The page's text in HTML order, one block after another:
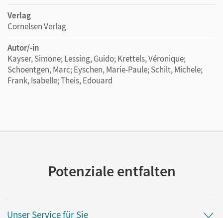
Verlag
Cornelsen Verlag
Autor/-in
Kayser, Simone; Lessing, Guido; Krettels, Véronique;
Schoentgen, Marc; Eyschen, Marie-Paule; Schilt, Michele;
Frank, Isabelle; Theis, Edouard
Potenziale entfalten
Unser Service für Sie